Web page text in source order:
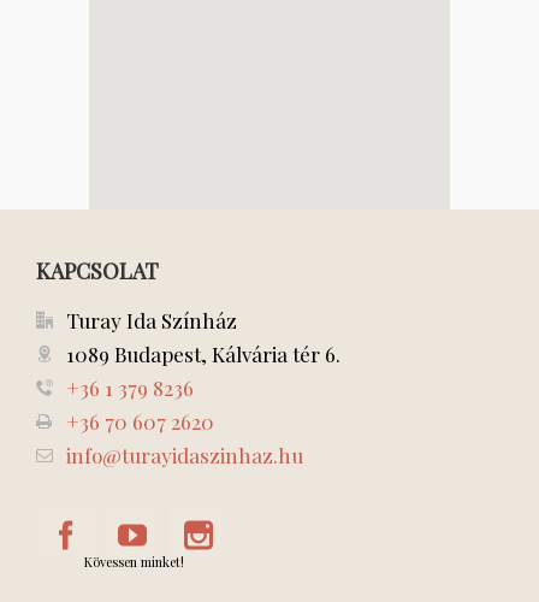
KAPCSOLAT
Turay Ida Színház
1089 Budapest, Kálvária tér 6.
+36 1 379 8236
+36 70 607 2620
info@turayidaszinhaz.hu
Kövessen minket!